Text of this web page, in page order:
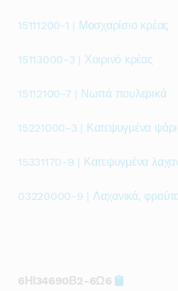
15111200-1 | Μοσχαρίσιο κρέας
15113000-3 | Χοιρινό κρέας
15112100-7 | Νωπά πουλερικά
15221000-3 | Κατεψυγμένα
15331170-9 | Κατεψυγμένα
03220000-9 | Λαχανικά, φρούτα
6ΗΙ34690Β2-6Ω6